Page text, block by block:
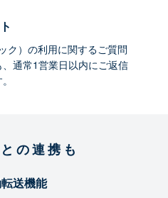
ク）の利用に関するご質問
通常1営業日以内にご返信
の連携も
送機能